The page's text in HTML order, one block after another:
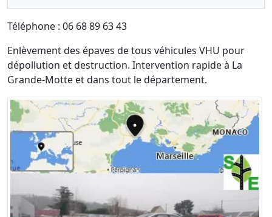
Téléphone : 06 68 89 63 43
Enlèvement des épaves de tous véhicules VHU pour
dépollution et destruction. Intervention rapide à La
Grande-Motte et dans tout le département.